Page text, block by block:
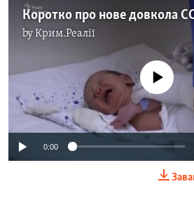
byКрим.Реалії
No media source
0:00